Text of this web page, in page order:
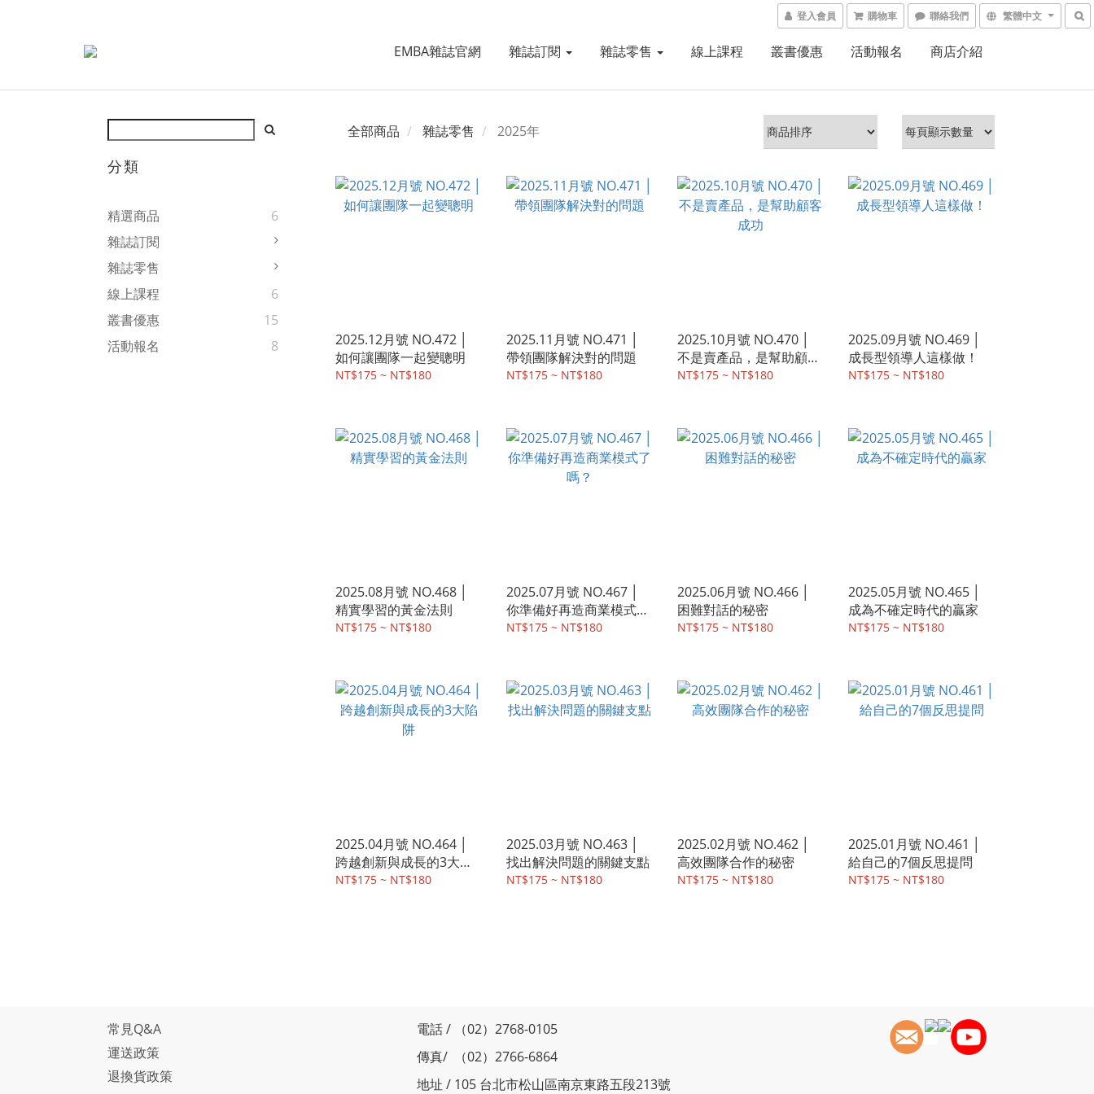
登入會員 購物車 聯絡我們 繁體中文
EMBA雜誌官網 雜誌訂閱 雜誌零售 線上課程 叢書優惠 活動報名 商店介紹
分類
精選商品
6
雜誌訂閱
雜誌零售
線上課程
6
叢書優惠
15
活動報名
8
全部商品 雜誌零售 2025年
2025.12月號 NO.472 │
如何讓團隊一起變聰明
NT$175 ~ NT$180
2025.11月號 NO.471 │
帶領團隊解決對的問題
NT$175 ~ NT$180
2025.10月號 NO.470 │
不是賣產品，是幫助顧客
成功
NT$175 ~ NT$180
2025.09月號 NO.469 │
成長型領導人這樣做！
NT$175 ~ NT$180
2025.08月號 NO.468 │
精實學習的黃金法則
NT$175 ~ NT$180
2025.07月號 NO.467 │
你準備好再造商業模式了
嗎？
NT$175 ~ NT$180
2025.06月號 NO.466 │
困難對話的秘密
NT$175 ~ NT$180
2025.05月號 NO.465 │
成為不確定時代的贏家
NT$175 ~ NT$180
2025.04月號 NO.464 │
跨越創新與成長的3大陷
阱
NT$175 ~ NT$180
2025.03月號 NO.463 │
找出解決問題的關鍵支點
NT$175 ~ NT$180
2025.02月號 NO.462 │
高效團隊合作的秘密
NT$175 ~ NT$180
2025.01月號 NO.461 │
給自己的7個反思提問
NT$175 ~ NT$180
常見Q&A
運送政策
退換貨政策
電話 / （02）2768-0105
傳真/ （02）2766-6864
地址 / 105 台北市松山區南京東路五段213號